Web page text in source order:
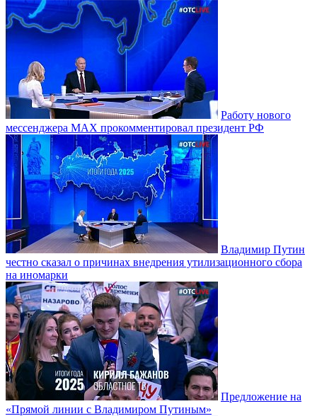
Работу нового
мессенджера MAX прокомментировал президент РФ
Владимир Путин
честно сказал о причинах внедрения утилизационного сбора
на иномарки
Предложение на
«Прямой линии с Владимиром Путиным»